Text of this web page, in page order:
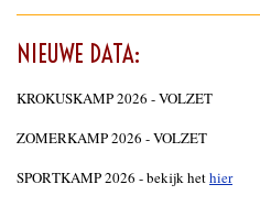
NIEUWE DATA:
KROKUSKAMP 2026 - VOLZET
ZOMERKAMP 2026 - VOLZET
SPORTKAMP 2026 - bekijk hethier